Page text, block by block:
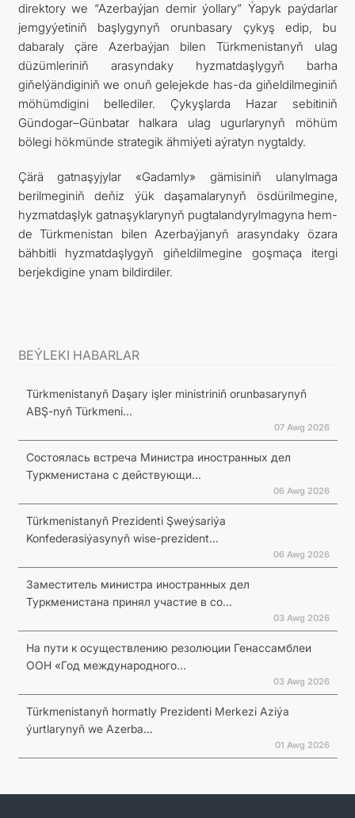
direktory we “Azerbaýjan demir ýollary” Ýapyk paýdarlar
jemgyýetiniň başlygynyň orunbasary çykyş edip, bu
dabaraly çäre Azerbaýjan bilen Türkmenistanyň ulag
düzümleriniň arasyndaky hyzmatdaşlygyň barha
giňelýändiginiň we onuň gelejekde has-da giňeldilmeginiň
möhümdigini bellediler. Çykyşlarda Hazar sebitiniň
Gündogar–Günbatar halkara ulag ugurlarynyň möhüm
bölegi hökmünde strategik ähmiýeti aýratyn nygtaldy.
Çärä gatnaşyjylar «Gadamly» gämisiniň ulanylmaga
berilmeginiň deňiz ýük daşamalarynyň ösdürilmegine,
hyzmatdaşlyk gatnaşyklarynyň pugtalandyrylmagyna hem-
de Türkmenistan bilen Azerbaýjanyň arasyndaky özara
bähbitli hyzmatdaşlygyň giňeldilmegine goşmaça itergi
berjekdigine ynam bildirdiler.
BEÝLEKI HABARLAR
Türkmenistanyň Daşary işler ministriniň orunbasarynyň
ABŞ-nyň Türkmeni...
07 Awg 2026
Состоялась встреча Министра иностранных дел
Туркменистана с действующи...
06 Awg 2026
Türkmenistanyň Prezidenti Şweýsariýa
Konfederasiýasynyň wise-prezident...
06 Awg 2026
Заместитель министра иностранных дел
Туркменистана принял участие в со...
03 Awg 2026
На пути к осуществлению резолюции Генассамблеи
ООН «Год международного...
03 Awg 2026
Türkmenistanyň hormatly Prezidenti Merkezi Aziýa
ýurtlarynyň we Azerba...
01 Awg 2026